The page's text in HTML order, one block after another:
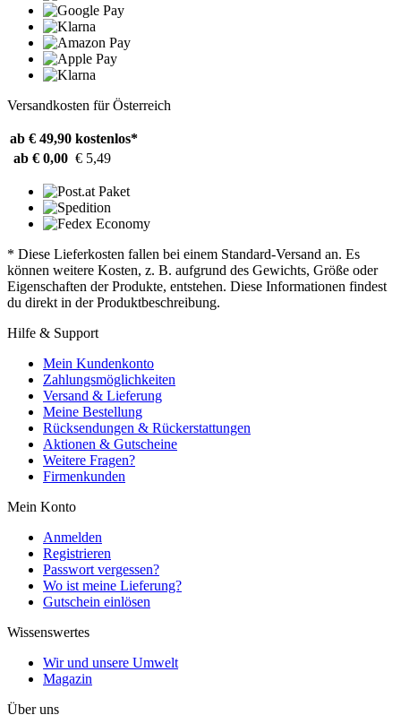
Versandkosten für Österreich
ab € 49,90 kostenlos*
ab € 0,00 € 5,49
* Diese Lieferkosten fallen bei einem Standard-Versand an. Es
können weitere Kosten, z. B. aufgrund des Gewichts, Größe oder
Eigenschaften der Produkte, entstehen. Diese Informationen findest
du direkt in der Produktbeschreibung.
Hilfe & Support
Mein Kundenkonto
Zahlungsmöglichkeiten
Versand & Lieferung
Meine Bestellung
Rücksendungen & Rückerstattungen
Aktionen & Gutscheine
Weitere Fragen?
Firmenkunden
Mein Konto
Anmelden
Registrieren
Passwort vergessen?
Wo ist meine Lieferung?
Gutschein einlösen
Wissenswertes
Wir und unsere Umwelt
Magazin
Über uns